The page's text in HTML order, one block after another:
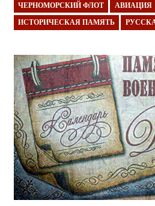
ЧЕРНОМОРСКИЙ ФЛОТ АВИАЦИЯ
ИСТОРИЧЕСКАЯ ПАМЯТЬ